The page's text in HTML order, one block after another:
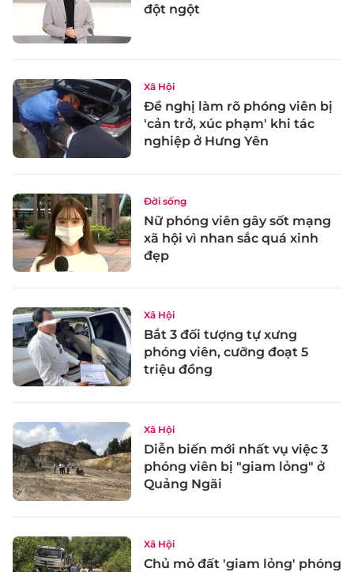
đột ngột
Xã Hội
Đề nghị làm rõ phóng viên bị
'cản trở, xúc phạm' khi tác
nghiệp ở Hưng Yên
Đời sống
Nữ phóng viên gây sốt mạng
xã hội vì nhan sắc quá xinh
đẹp
Xã Hội
Bắt 3 đối tượng tự xưng
phóng viên, cưỡng đoạt 5
triệu đồng
Xã Hội
Diễn biến mới nhất vụ việc 3
phóng viên bị "giam lỏng" ở
Quảng Ngãi
Xã Hội
Chủ mỏ đất 'giam lỏng' phóng